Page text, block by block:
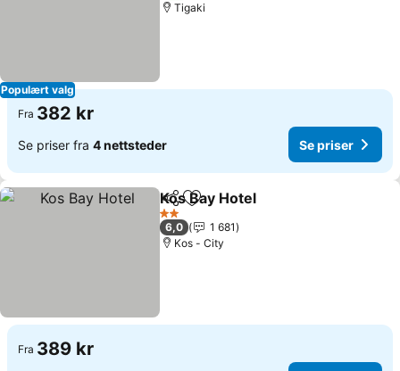
Populært valg
Tigaki
Fra 382 kr
Se priser fra 4 nettsteder Se priser
Del Legg til i favoritter
Kos Bay Hotel
2 Stjerner
6,0
1 681
Kos - City
Fra 389 kr